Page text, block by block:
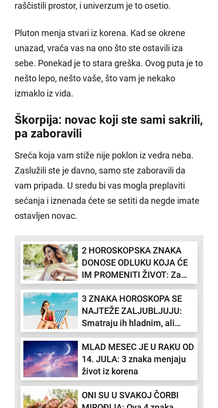
raščistili prostor, i univerzum je to osetio.
Pluton menja stvari iz korena. Kad se okrene
unazad, vraća vas na ono što ste ostavili iza
sebe. Ponekad je to stara greška. Ovog puta je to
nešto lepo, nešto vaše, što vam je nekako
izmaklo iz vida.
Škorpija: novac koji ste sami sakrili,
pa zaboravili
Sreća koja vam stiže nije poklon iz vedra neba.
Zaslužili ste je davno, samo ste zaboravili da
vam pripada. U sredu bi vas mogla preplaviti
sećanja i iznenada ćete se setiti da negde imate
ostavljen novac.
2 HOROSKOPSKA ZNAKA
DONOSE ODLUKU KOJA ĆE
IM PROMENITI ŽIVOT: Za
neke će biti kobno, a za neke
neverovatno olakšanje
3 ZNAKA HOROSKOPA SE
NAJTEŽE ZALJUBLJUJU:
Smatraju ih hladnim, ali
kada jednom osvoje vaše
srce ne idu nigde
MLAD MESEC JE U RAKU OD
14. JULA: 3 znaka menjaju
život iz korena
ONI SU U SVAKOJ ČORBI